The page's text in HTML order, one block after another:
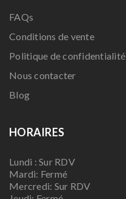
FAQs
Conditions de vente
Politique de confidentialité
Nous contacter
Blog
HORAIRES
Lundi : Sur RDV
Mardi: Fermé
Mercredi: Sur RDV